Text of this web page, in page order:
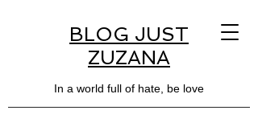
BLOG JUST
ZUZANA
In a world full of hate, be love